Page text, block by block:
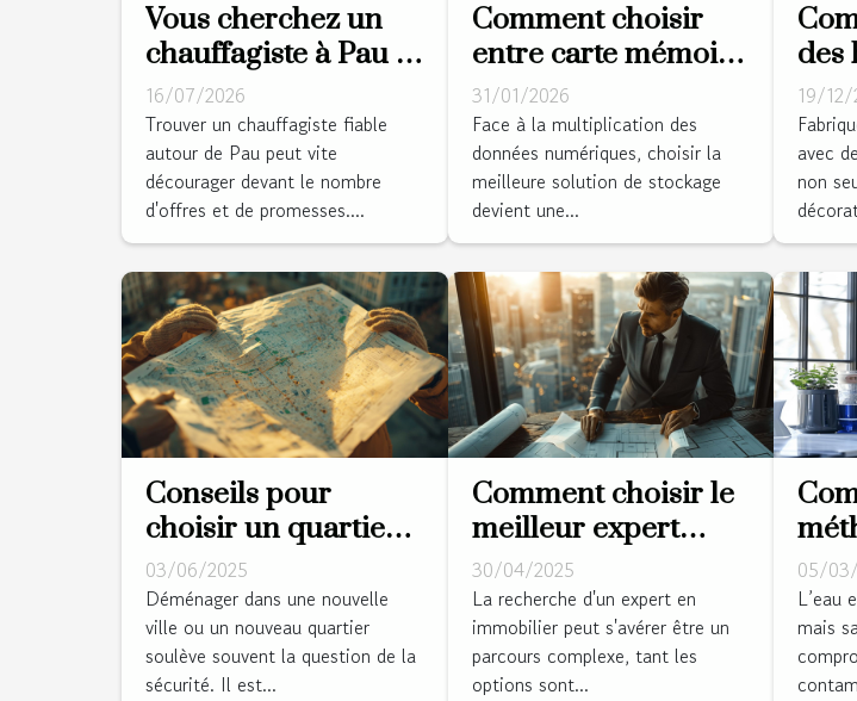
Vous cherchez un
chauffagiste à Pau ?
Cette équipe locale
installe votre pompe
à chaleur sur
mesure !
16/07/2026
Trouver un chauffagiste fiable
autour de Pau peut vite
décourager devant le nombre
d'offres et de promesses....
Comment choisir
entre carte mémoire
SD et disque dur
pour sécuriser vos
données ?
31/01/2026
Face à la multiplication des
données numériques, choisir la
meilleure solution de stockage
devient une...
des
cire
19/12/
avec
non
Conseils pour
choisir un quartier
sûr lorsque vous
déménagez
03/06/2025
Déménager dans une nouvelle
ville ou un nouveau quartier
soulève souvent la question de la
sécurité. Il est...
Comment choisir le
meilleur expert
pour vos besoins
immobiliers ?
30/04/2025
La recherche d'un expert en
immobilier peut s'avérer être un
parcours complexe, tant les
options sont...
à la
05/
L’eau
mais